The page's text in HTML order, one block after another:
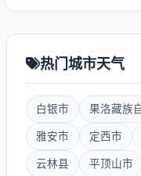
热门城市天气
白银市 果洛藏族
雅安市 定西市
云林县 平顶山市